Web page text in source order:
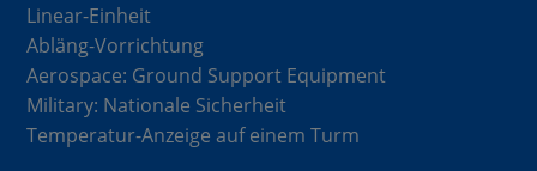
Linear-Einheit
Abläng-Vorrichtung
Aerospace: Ground Support Equipment
Military: Nationale Sicherheit
Temperatur-Anzeige auf einem Turm